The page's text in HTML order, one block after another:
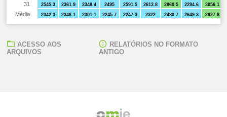
2545.3
2361.9 2348.4 2495 2591.5 2613.8 2860.5 2294.6 3056.1
2342.3
2348.1 2301.1 2245.7 2247.3 2322 2480.7 2649.3 2927.8
31
Média
ACESSO AOS
ARQUIVOS
RELATÓRIOS NO FORMATO
ANTIGO